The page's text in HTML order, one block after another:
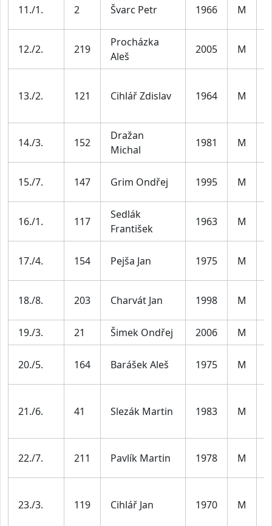
11./1. 2 Švarc Petr 1966 M
12./2. 219
Procházka
Aleš
2005 M
13./2. 121 Cihlář Zdislav 1964 M
14./3. 152
Dražan
Michal
1981 M
15./7. 147 Grim Ondřej 1995 M
16./1. 117
Sedlák
František
1963 M
17./4. 154 Pejša Jan 1975 M
18./8. 203 Charvát Jan 1998 M
19./3.
21 Šimek Ondřej 2006 M
20./5. 164 Barášek Aleš 1975 M
21./6. 41 Slezák Martin 1983 M
22./7. 211 Pavlík Martin 1978 M
23./3. 119 Cihlář Jan 1970 M